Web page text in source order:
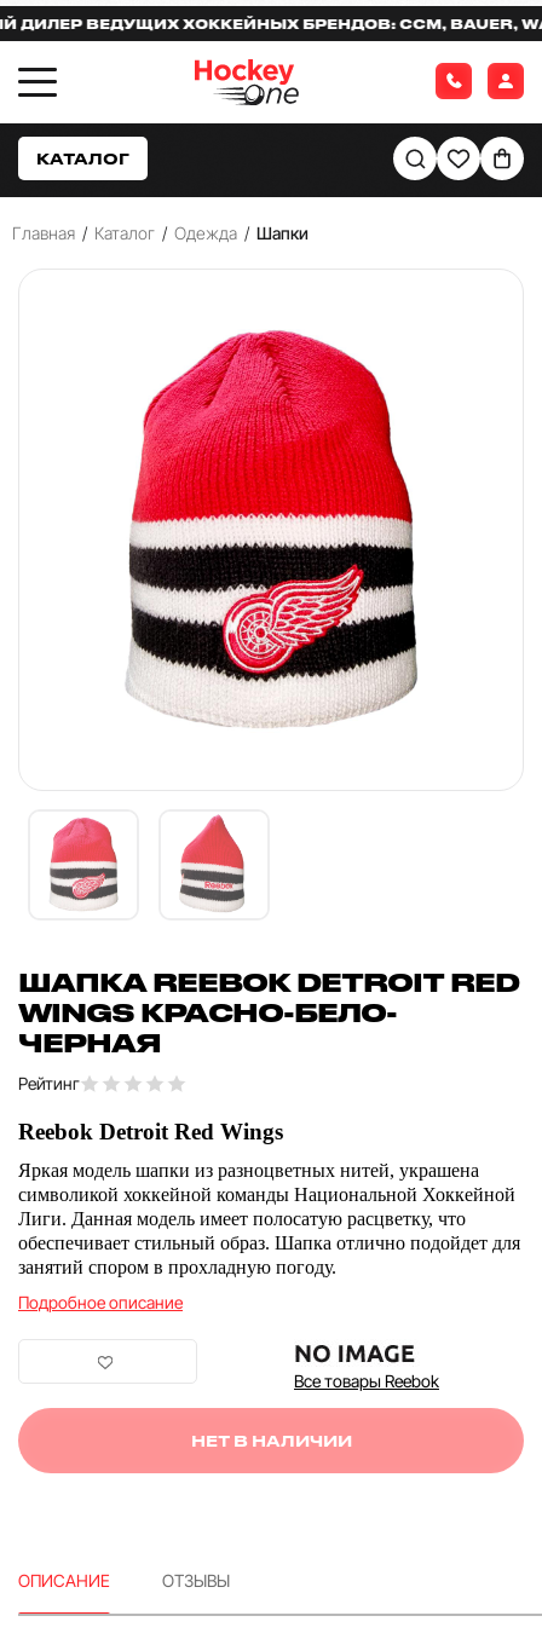
ВЕДУЩИХ ХОККЕЙНЫХ БРЕНДОВ: CCM, BAUER,
КАТАЛОГ
Главная / Каталог / Одежда / Шапки
ШАПКА REEBOK DETROIT RED
WINGS КРАСНО-БЕЛО-
ЧЕРНАЯ
Рейтинг
Reebok Detroit Red Wings
Яркая модель шапки из разноцветных нитей, украшена
символикой хоккейной команды Национальной Хоккейной
Лиги. Данная модель имеет полосатую расцветку, что
обеспечивает стильный образ. Шапка отлично подойдет для
занятий спором в прохладную погоду.
Подробное описание
Все товары Reebok
НЕТ В НАЛИЧИИ
ОПИСАНИЕ ОТЗЫВЫ